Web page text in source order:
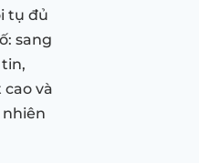
tụ đủ
sang
cao và